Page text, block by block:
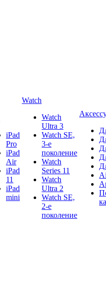
iPad
Pro
iPad
Air
iPad
11
iPad
mini
Watch
Watch
Ultra 3
Watch SE,
3-е
поколение
Watch
Series 11
Watch
Ultra 2
Watch SE,
2-е
поколение